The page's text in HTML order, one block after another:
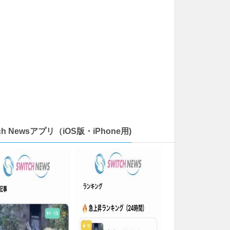
Newsアプリ（iOS版・iPhone用)